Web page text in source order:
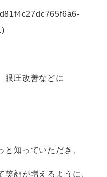
眼圧改善などに
知っていただき、
顔が増えるように、